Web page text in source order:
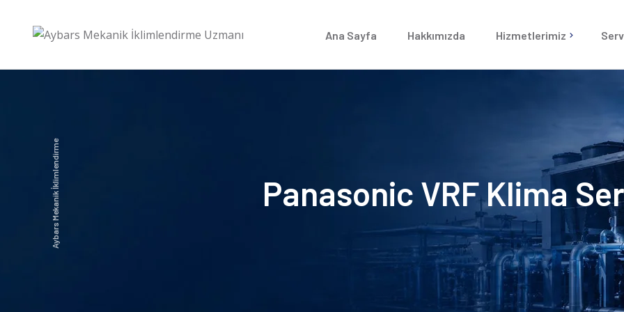
Ana Sayfa Hakkımızda Hizmetlerimiz
Goodman Kanallı Klima
Klima Santrali
Nem Alma Santralleri
Merkezi Soğutma Sistemi
Arızası
Yangın Sistemleri
Goodman
Panasonic VRF Klima
Aybars Mekanik İklimlendirme